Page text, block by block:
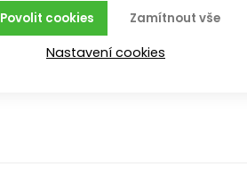
Zamítnout vše
Povolit cookies
Nastavení cookies